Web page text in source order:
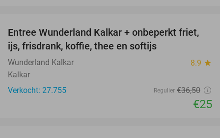
32%
Entree Wunderland Kalkar + onbeperkt friet,
ijs, frisdrank, koffie, thee en softijs
Wunderland Kalkar 8.9 star
Kalkar
Verkocht: 27.755
Regulier €36,50
€25